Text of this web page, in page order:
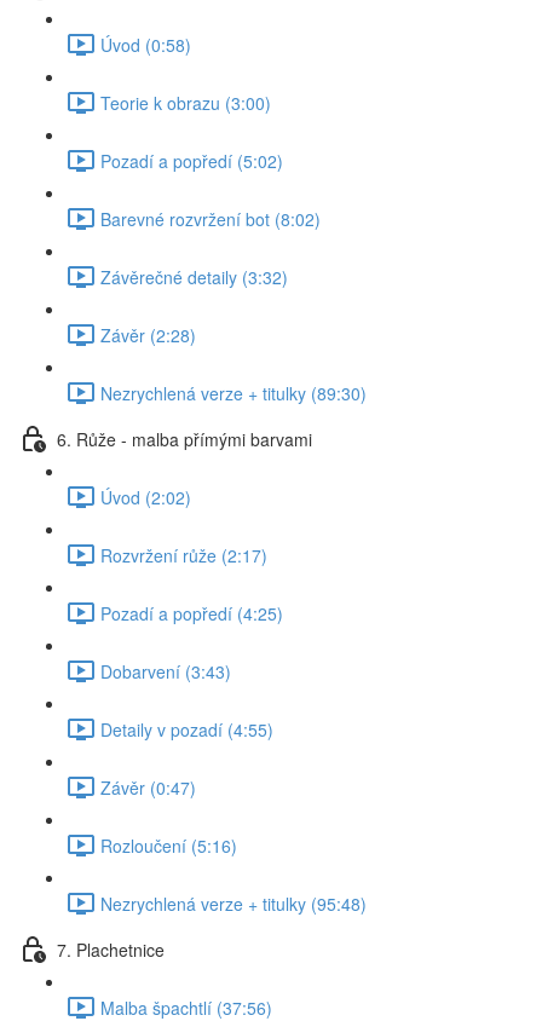
Úvod (0:58)
Teorie k obrazu (3:00)
Pozadí a popředí (5:02)
Barevné rozvržení bot (8:02)
Závěrečné detaily (3:32)
Závěr (2:28)
Nezrychlená verze + titulky (89:30)
6. Růže - malba přímými barvami
Úvod (2:02)
Rozvržení růže (2:17)
Pozadí a popředí (4:25)
Dobarvení (3:43)
Detaily v pozadí (4:55)
Závěr (0:47)
Rozloučení (5:16)
Nezrychlená verze + titulky (95:48)
7. Plachetnice
Malba špachtlí (37:56)